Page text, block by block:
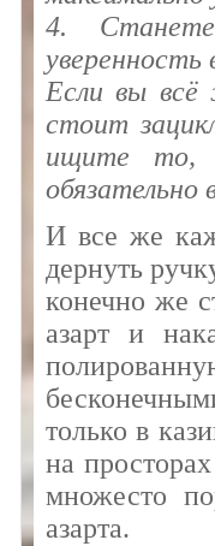
4. Станете
уверенность
Если вы
стоит
ищите то,
обязательно
И все же
дернуть
конечно же
азарт и
только в
на
множесто
азарта.